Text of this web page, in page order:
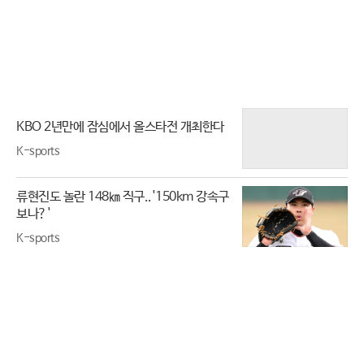
KBO 2년만에 잠심에서 올스타전 개최한다
K-sports
류현진도 놀란 148㎞ 직구..'150km 강속구
보나?'
K-sports